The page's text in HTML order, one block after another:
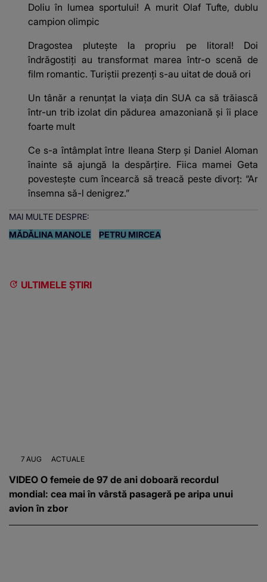
Doliu în lumea sportului! A murit Olaf Tufte, dublu
campion olimpic
Dragostea plutește la propriu pe litoral! Doi
îndrăgostiți au transformat marea într-o scenă de
film romantic. Turiștii prezenți s-au uitat de două ori
Un tânăr a renunțat la viața din SUA ca să trăiască
într-un trib izolat din pădurea amazoniană și îi place
foarte mult
Ce s-a întâmplat între Ileana Sterp și Daniel Aloman
înainte să ajungă la despărțire. Fiica mamei Geta
povestește cum încearcă să treacă peste divorț: “Ar
însemna să-l denigrez.”
MAI MULTE DESPRE:
MĂDĂLINA MANOLE
PETRU MIRCEA
ULTIMELE ȘTIRI
7 AUG ACTUALE
VIDEO O femeie de 97 de ani doboară recordul
mondial: cea mai în vârstă pasageră pe aripa unui
avion în zbor